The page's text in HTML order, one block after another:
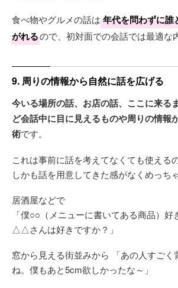
食べ物やグルメの話は 年代を問わずに誰
がれるので、初対面での会話では最適な
9. 周りの情報から自然に話を広げる
今いる場所の話、お店の話、ここに来る
ど会話中に目に見えるものや周りの情報
術です。
これは事前に話を考えてなくても使える
しかも話を用意してきた感がなくめっちゃ
居酒屋などで
「僕○○（メニューに書いてある商品）好
△△さんは好きですか？」
窓から見える街並みから 「あの人すごく
ね。僕もあと5cm欲しかったな～」